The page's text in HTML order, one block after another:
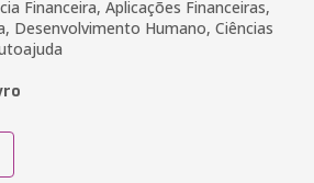
Financeira, Aplicações Financeiras,
Desenvolvimento Humano, Ciências